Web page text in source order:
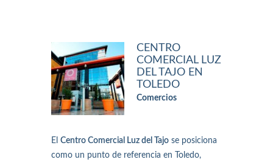
CENTRO
COMERCIAL LUZ
DEL TAJO EN
TOLEDO
Comercios
El Centro Comercial Luz del Tajo se posiciona
como un punto de referencia en Toledo,